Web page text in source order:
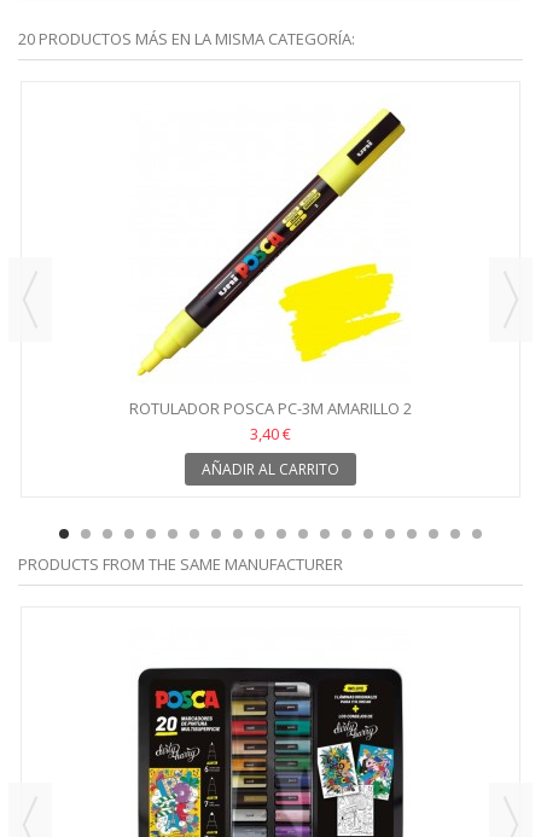
20 PRODUCTOS MÁS EN LA MISMA CATEGORÍA:
ROTULADOR POSCA PC-3M AMARILLO 2
3,40 €
AÑADIR AL CARRITO
PRODUCTS FROM THE SAME MANUFACTURER